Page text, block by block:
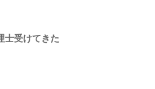
士受けてきた